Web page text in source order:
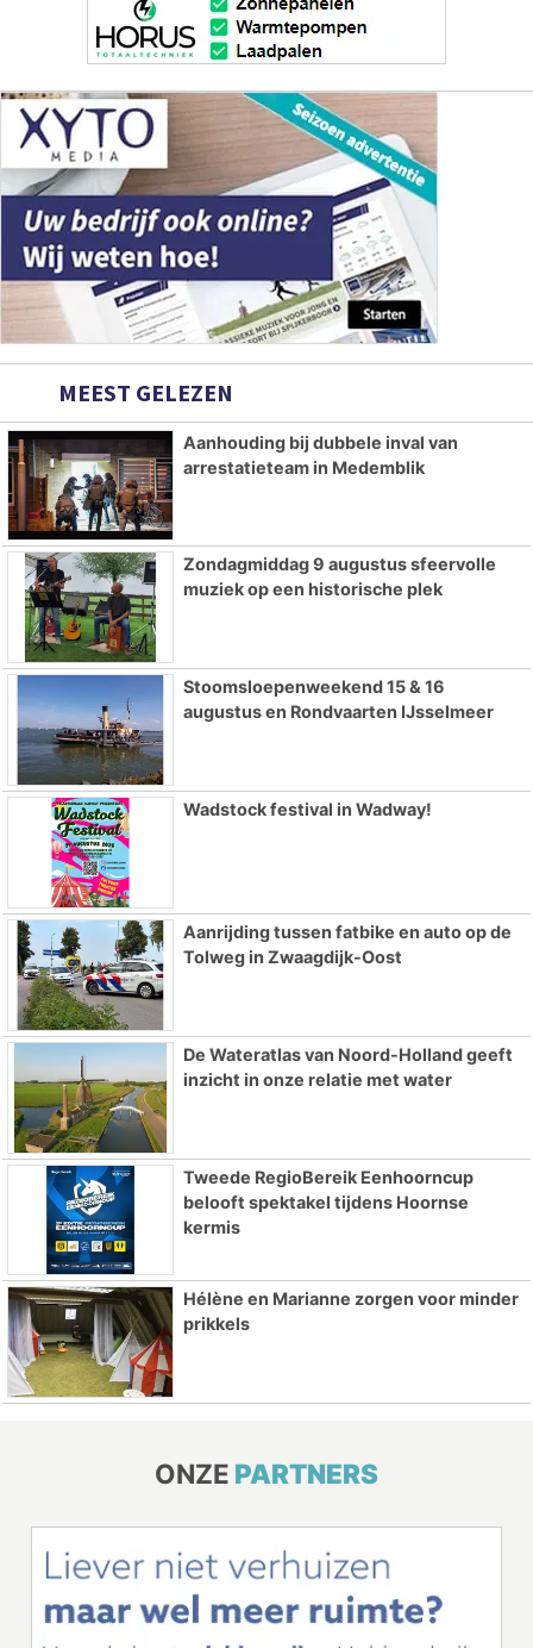
MEEST GELEZEN
Aanhouding bij dubbele inval van
arrestatieteam in Medemblik
Zondagmiddag 9 augustus sfeervolle
muziek op een historische plek
Stoomsloepenweekend 15 & 16
augustus en Rondvaarten IJsselmeer
Wadstock festival in Wadway!
Aanrijding tussen fatbike en auto op de
Tolweg in Zwaagdijk-Oost
De Wateratlas van Noord-Holland geeft
inzicht in onze relatie met water
Tweede RegioBereik Eenhoorncup
belooft spektakel tijdens Hoornse
kermis
Hélène en Marianne zorgen voor minder
prikkels
ONZE PARTNERS